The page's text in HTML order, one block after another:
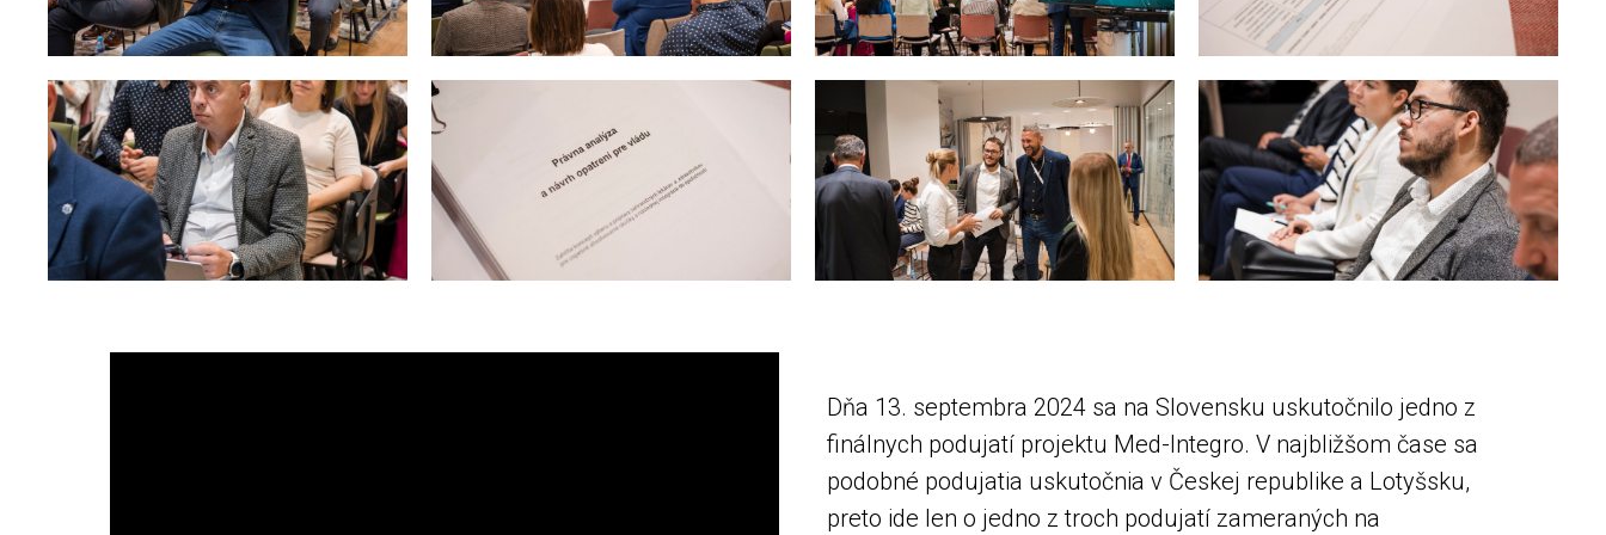
Dňa 13. septembra 2024 sa na Slovensku uskutočnilo jedno z
finálnych podujatí projektu Med-Integro. V najbližšom čase sa
podobné podujatia uskutočnia v Českej republike a Lotyšsku,
preto ide len o jedno z troch podujatí zameraných na